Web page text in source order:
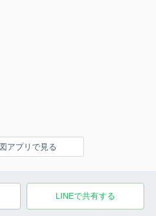
アプリで見る
LINEで共有する